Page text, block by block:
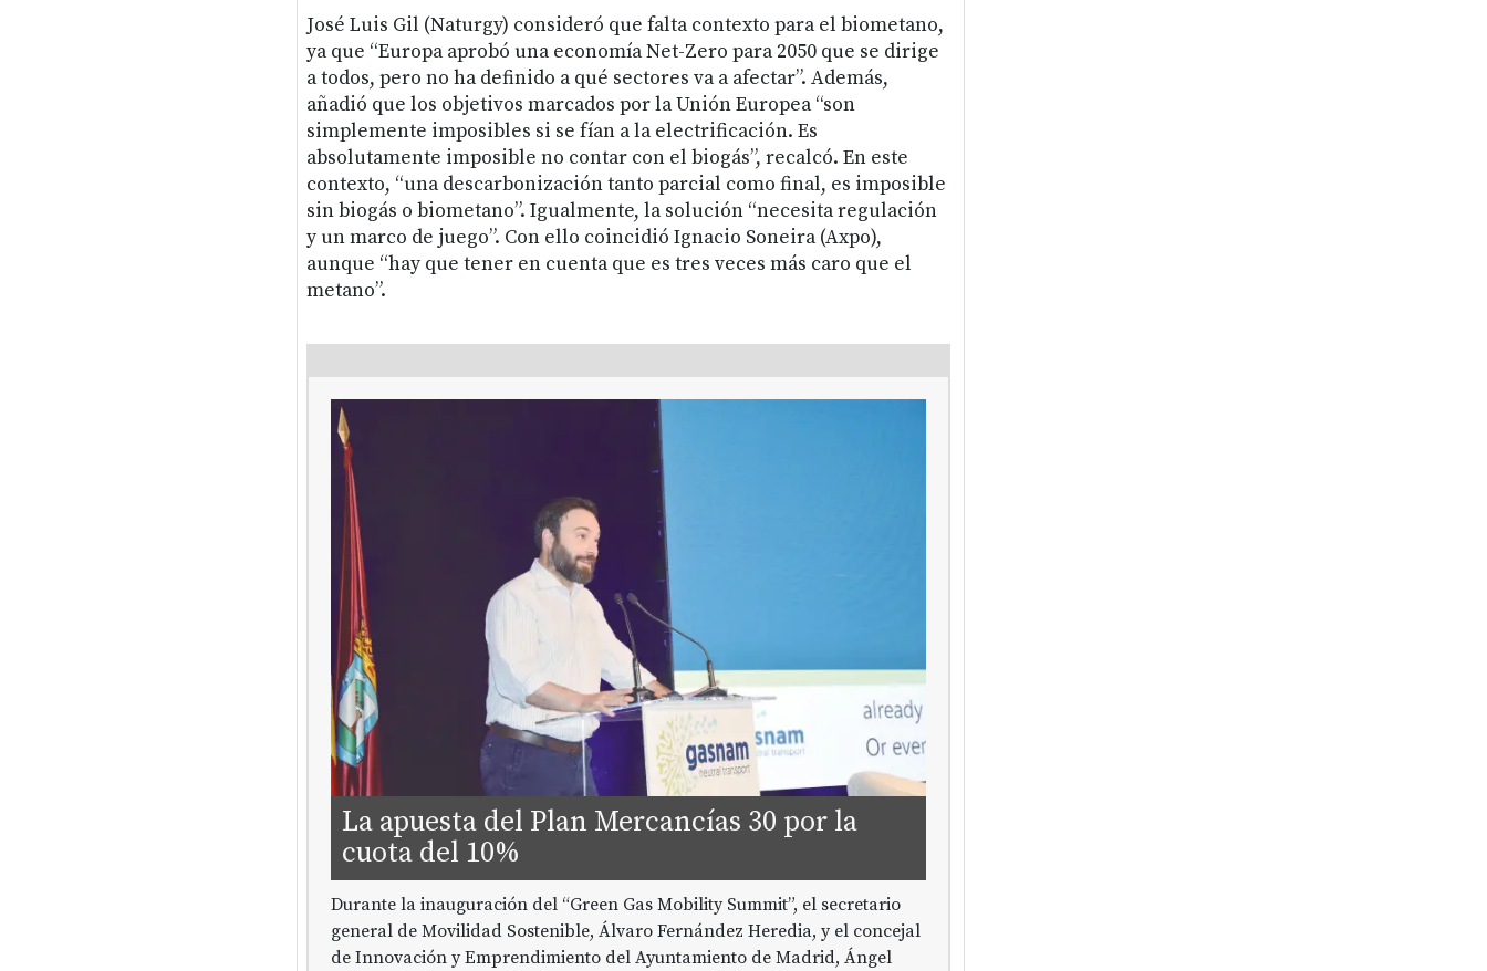
José Luis Gil (Naturgy) consideró que falta contexto para el biometano,
ya que “Europa aprobó una economía Net-Zero para 2050 que se dirige
a todos, pero no ha definido a qué sectores va a afectar”. Además,
añadió que los objetivos marcados por la Unión Europea “son
simplemente imposibles si se fían a la electrificación. Es
absolutamente imposible no contar con el biogás”, recalcó. En este
contexto, “una descarbonización tanto parcial como final, es imposible
sin biogás o biometano”. Igualmente, la solución “necesita regulación
y un marco de juego”. Con ello coincidió Ignacio Soneira (Axpo),
aunque “hay que tener en cuenta que es tres veces más caro que el
metano”.
La apuesta del Plan Mercancías 30 por la
cuota del 10%
Durante la inauguración del “Green Gas Mobility Summit”, el secretario
general de Movilidad Sostenible, Álvaro Fernández Heredia, y el concejal
de Innovación y Emprendimiento del Ayuntamiento de Madrid, Ángel